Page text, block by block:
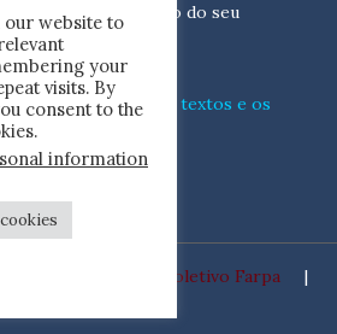
em divulgar o acervo do seu
nós
processamos os textos e os
neste blog.
Coletivo Farpa |
our website to
your
visits. By
consent to the
information